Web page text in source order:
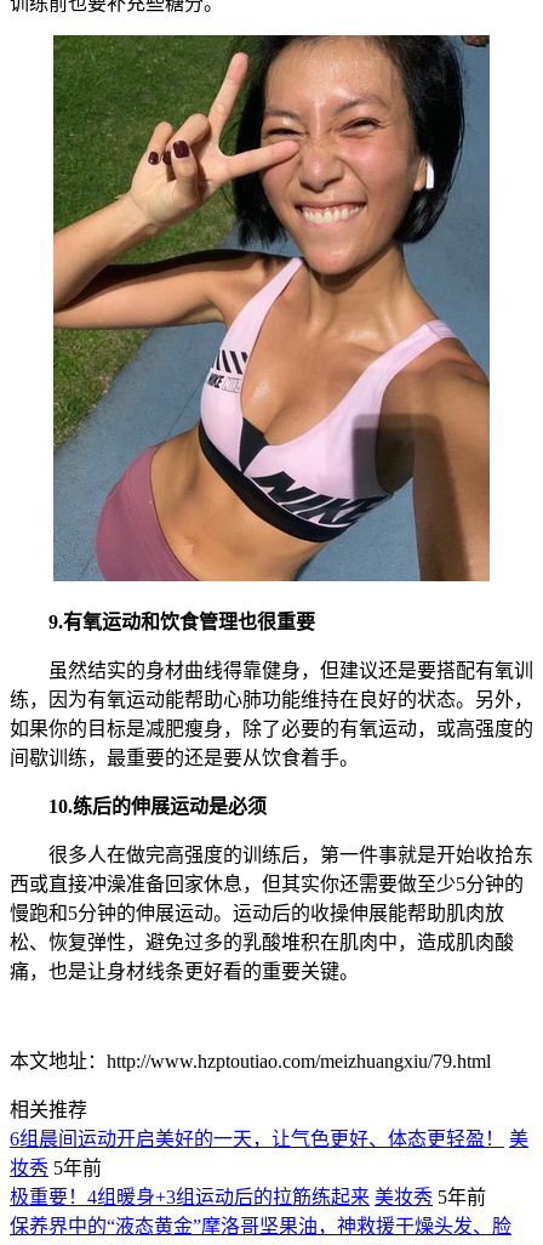
9.有氧运动和饮食管理也很重要
虽然结实的身材曲线得靠健身，但建议还是要搭配有氧训
练，因为有氧运动能帮助心肺功能维持在良好的状态。另外，
如果你的目标是减肥瘦身，除了必要的有氧运动，或高强度的
间歇训练，最重要的还是要从饮食着手。
10.练后的伸展运动是必须
很多人在做完高强度的训练后，第一件事就是开始收拾东
西或直接冲澡准备回家休息，但其实你还需要做至少5分钟的
慢跑和5分钟的伸展运动。运动后的收操伸展能帮助肌肉放
松、恢复弹性，避免过多的乳酸堆积在肌肉中，造成肌肉酸
痛，也是让身材线条更好看的重要关键。
本文地址：http://www.hzptoutiao.com/meizhuangxiu/79.html
相关推荐
6组晨间运动开启美好的一天，让气色更好、体态更轻盈！
美
妆秀 5年前
极重要！4组暖身+3组运动后的拉筋练起来 美妆秀 5年前
保养界中的“液态黄金”摩洛哥坚果油，神救援干燥头发、脸